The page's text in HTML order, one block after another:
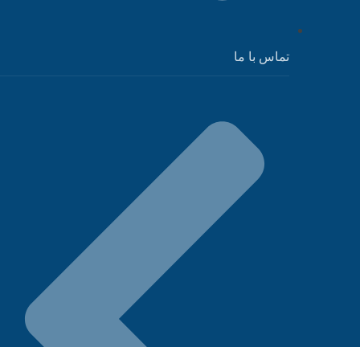
تماس با ما